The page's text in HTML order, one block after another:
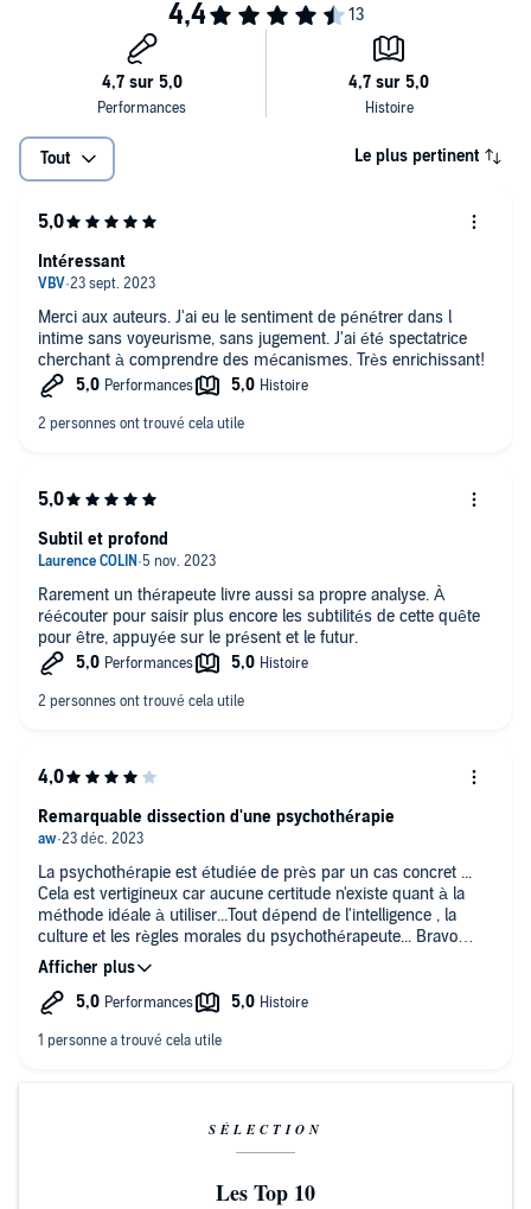
Tout Le plus pertinent
Merci aux auteurs. J'ai eu le sentiment de pénétrer dans l
intime sans voyeurisme, sans jugement. J'ai été spectatrice
cherchant à comprendre des mécanismes. Très enrichissant!
Intéressant
Rarement un thérapeute livre aussi sa propre analyse. À
réécouter pour saisir plus encore les subtilités de cette quête
pour être, appuyée sur le présent et le futur.
Subtil et profond
La psychothérapie est étudiée de près par un cas concret ...
Cela est vertigineux car aucune certitude n'existe quant à la
méthode idéale à utiliser...Tout dépend de l'intelligence , la
culture et les règles morales du psychothérapeute... Bravo
monsieur Yalom vous êtes remarquable !
Remarquable dissection d'une psychothérapie
SÉLECTION
Les Top 10